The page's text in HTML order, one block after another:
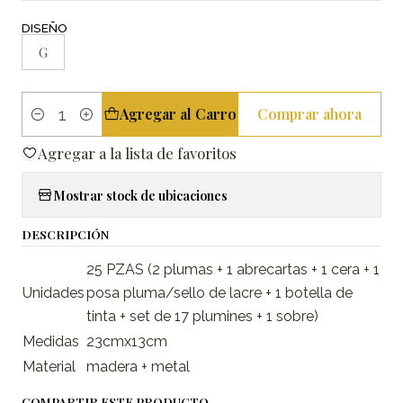
DISEÑO
G
Cantidad
Agregar al Carro Comprar ahora
Agregar a la lista de favoritos
Mostrar stock de ubicaciones
DESCRIPCIÓN
Unidades
25 PZAS (2 plumas + 1 abrecartas + 1 cera + 1
posa pluma/sello de lacre + 1 botella de
tinta + set de 17 plumines + 1 sobre)
Medidas 23cmx13cm
Material
madera + metal